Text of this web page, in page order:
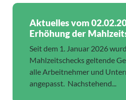
Aktuelles vom
Erhöhung der
Seit dem 1. Januar 2026
Mahlzeitschecks geltende
alle Arbeitnehmer und
angepasst. Nachstehend...